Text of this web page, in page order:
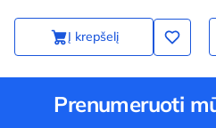
Į krepšelį
Prenumeruoti